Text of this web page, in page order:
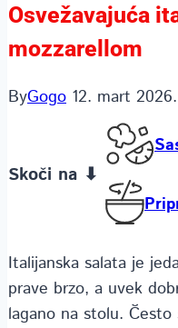
Osvežavajuća
mozzarellom
ByGogo 12. mart 2026.
Skoči na ⬇
Italijanska salata je
prave brzo, a uvek
lagano na stolu.